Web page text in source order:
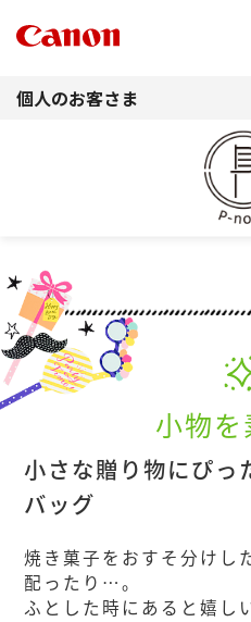
個人のお客さま
小物を
小さな贈り物にぴっ
バッグ
焼き菓子をおすそ分けし
配ったり…。
ふとした時にあると嬉し